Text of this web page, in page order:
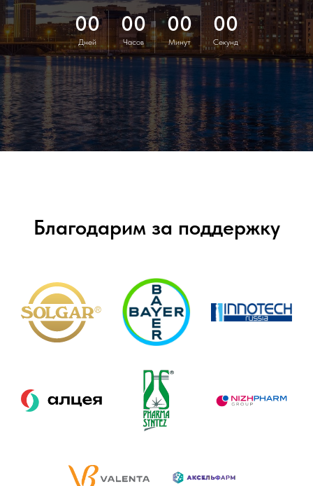
00
Дней
00
Часов
00
Минут
00
Секунд
Благодарим за поддержку